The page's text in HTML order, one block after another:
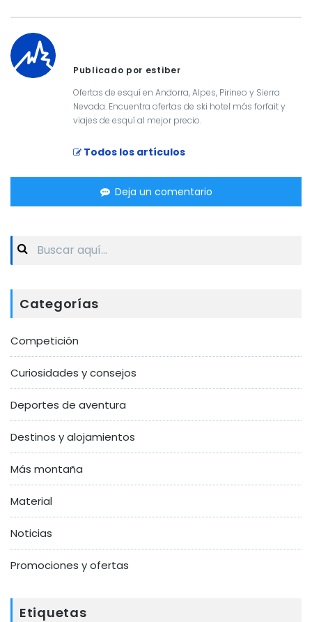
Publicado por estiber
Ofertas de esquí en Andorra, Alpes, Pirineo y Sierra
Nevada. Encuentra ofertas de ski hotel más forfait y
viajes de esquí al mejor precio.
Todos los artículos
Deja un comentario
Search
Categorías
Competición
Curiosidades y consejos
Deportes de aventura
Destinos y alojamientos
Más montaña
Material
Noticias
Promociones y ofertas
Etiquetas